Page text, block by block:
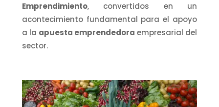
Emprendimiento, convertidos en un
acontecimiento fundamental para el apoyo
a la apuesta emprendedora empresarial del
sector.